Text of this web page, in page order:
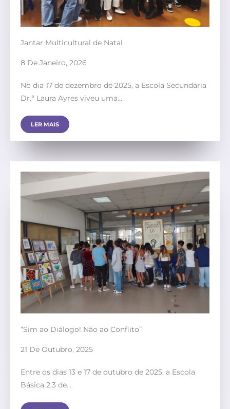
Jantar Multicultural de Natal
8 De Janeiro, 2026
No dia 17 de dezembro de 2025, a Escola Secundária
Dr.ª Laura Ayres viveu uma…
LER MAIS
“Sim ao Diálogo! Não ao Conflito”
21 De Outubro, 2025
Entre os dias 13 e 17 de outubro de 2025, a Escola
Básica 2,3 de…